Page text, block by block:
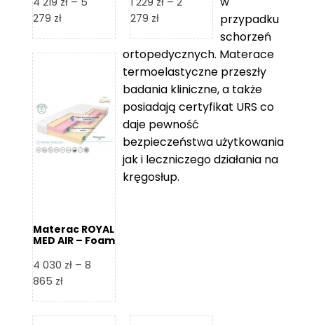
279 złZakres
od
5
279 zł
279 złZakres
od
1
229 zł
2
279 zł
Materac ROYAL
MED AIR – Foam
4 030 zł – 8
865 złZakres
od
przypadku
schorzeń
ortopedycznych. Materace
termoelastyczne przeszły
badania kliniczne, a także
posiadają certyfikat URS co
daje pewność
bezpieczeństwa użytkowania
jak i leczniczego działania na
kręgosłup.